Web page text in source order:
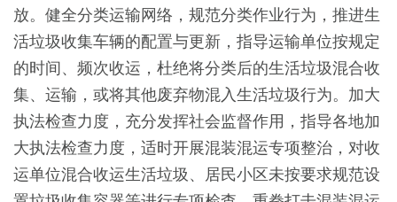
放。健全分类运输网络，规范分类作业行为，推进生
活垃圾收集车辆的配置与更新，指导运输单位按规定
的时间、频次收运，杜绝将分类后的生活垃圾混合收
集、运输，或将其他废弃物混入生活垃圾行为。加大
执法检查力度，充分发挥社会监督作用，指导各地加
大执法检查力度，适时开展混装混运专项整治，对收
运单位混合收运生活垃圾、居民小区未按要求规范设